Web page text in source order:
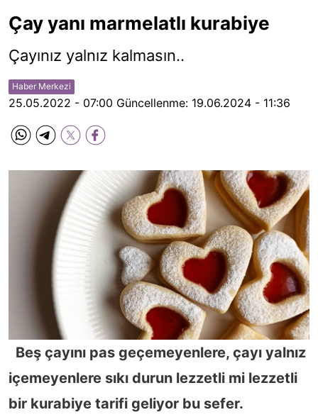
Çay yanı marmelatlı kurabiye
Çayınız yalnız kalmasın..
Haber Merkezi
25.05.2022 - 07:00 Güncellenme: 19.06.2024 - 11:36
Beş çayını pas geçemeyenlere, çayı yalnız
içemeyenlere sıkı durun lezzetli mi lezzetli
bir kurabiye tarifi geliyor bu sefer.